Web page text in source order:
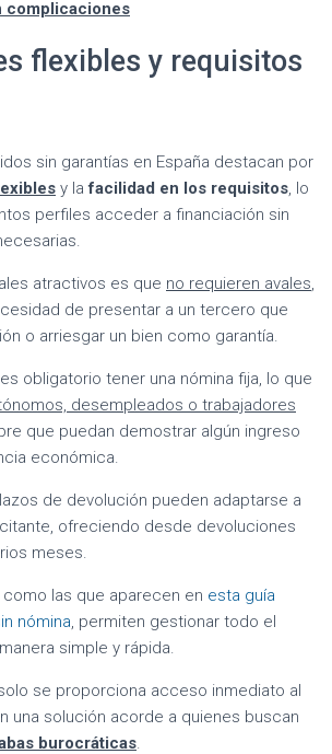
complicaciones
flexibles y requisitos
sin garantías en España destacan por
y lafacilidad en los requisitos, lo
perfiles acceder a financiación sin
atractivos es que no requieren avales,
de presentar a un tercero que
o arriesgar un bien como garantía.
obligatorio tener una nómina fija, lo que
desempleados o trabajadores
que puedan demostrar algún ingreso
económica.
de devolución pueden adaptarse a
ofreciendo desde devoluciones
meses.
las que aparecen en esta guía
nómina, permiten gestionar todo el
simple y rápida.
se proporciona acceso inmediato al
una solución acorde a quienes buscan
burocráticas.